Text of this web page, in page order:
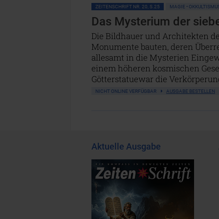
ZEITENSCHRIFT NR. 20, S.25 MAGIE •
Das Mysterium der
Die Bildhauer und Architekten
Monumente bauten, deren
allesamt in die Mysterien
einem höheren kosmischen
Götterstatuewar die
NICHT ONLINE VERFÜGBAR AUSGABE BESTELLEN
Aktuelle Ausgabe